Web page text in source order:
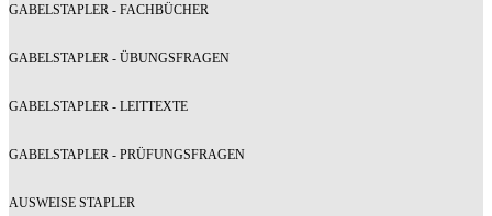
GABELSTAPLER - FACHBÜCHER
GABELSTAPLER - ÜBUNGSFRAGEN
GABELSTAPLER - LEITTEXTE
GABELSTAPLER - PRÜFUNGSFRAGEN
AUSWEISE STAPLER